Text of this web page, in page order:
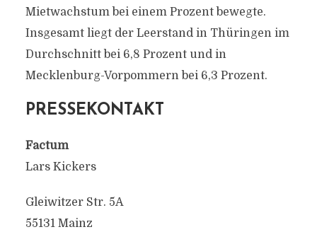
Mietwachstum bei einem Prozent bewegte.
Insgesamt liegt der Leerstand in Thüringen im
Durchschnitt bei 6,8 Prozent und in
Mecklenburg-Vorpommern bei 6,3 Prozent.
PRESSEKONTAKT
Factum
Lars Kickers
Gleiwitzer Str. 5A
55131 Mainz